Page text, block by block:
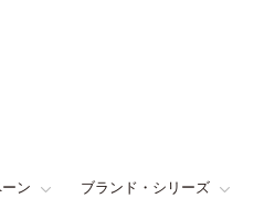
ン ブランド・シリーズ